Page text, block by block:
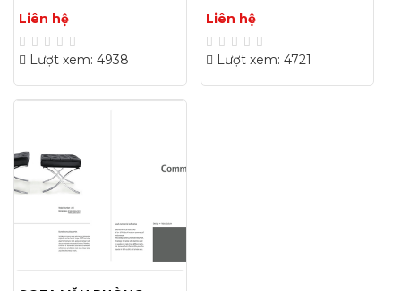
Liên hệ
Lượt xem: 4938
Liên hệ
Lượt xem: 4721